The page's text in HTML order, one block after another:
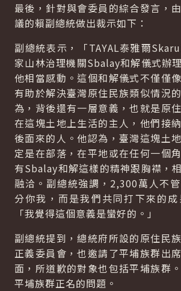
最後，針對與會委員的綜合發言，
議的賴副總統做出裁示如下：
副總統表示，「TAYAL泰雅爾
家山林治理機關Sbalay和解儀式辦
他相當感動。這個和解儀式不僅僅
有助於解決臺灣原住民族類似情況
為，背後還有一層意義，也就是原
在這塊土地上生活的主人，他們接
後面來的人。他認為，臺灣這塊土
定是在部落，在平地或在任何一個
有Sbalay和解這樣的精神跟胸襟，
融洽。副總統強調，2,300萬人不
分你我，而是我們共同打下來的成
「我覺得這個意義是蠻好的。」
副總統提到，總統府所設的原住民
正義委員會，也邀請了平埔族群出
面，所道歉的對象也包括平埔族群
平埔族群正名的問題。